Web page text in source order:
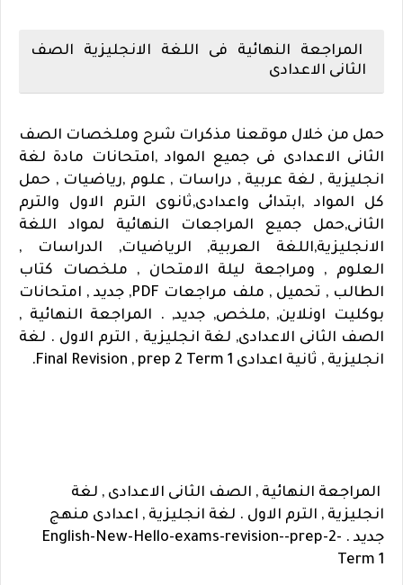
المراجعة النهائية فى اللغة الانجليزية الصف
الثانى الاعدادى
حمل من خلال موقعنا مذكرات شرح وملخصات الصف
الثانى الاعدادى فى جميع المواد ,امتحانات مادة لغة
انجليزية , لغة عربية , دراسات , علوم ,رياضيات , حمل
كل المواد ,ابتدائى واعدادى,ثانوى الترم الاول والترم
الثانى,حمل جميع المراجعات النهائية لمواد اللغة
الانجليزية,اللغة العربية, الرياضيات, الدراسات ,
العلوم , ومراجعة ليلة الامتحان , ملخصات كتاب
الطالب , تحميل , ملف مراجعات PDF, جديد , امتحانات
بوكليت اونلاين, ,ملخص, جديد, .
المراجعة النهائية ,
الصف الثانى الاعدادى, لغة انجليزية , الترم الاول . لغة
انجليزية , ثانية اعدادى
المراجعة النهائية , الصف الثانى الاعدادى , لغة
انجليزية , الترم الاول . لغة انجليزية , اعدادى منهج
جديد . English-New-Hello-exams-revision--prep-2-
Term 1